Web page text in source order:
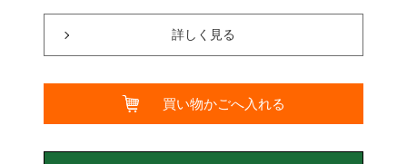
詳しく見る
買い物かごへ入れる